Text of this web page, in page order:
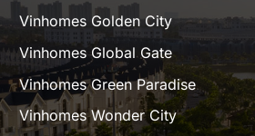
Vinhomes Golden City
Vinhomes Global Gate
Vinhomes Green Paradise
Vinhomes Wonder City